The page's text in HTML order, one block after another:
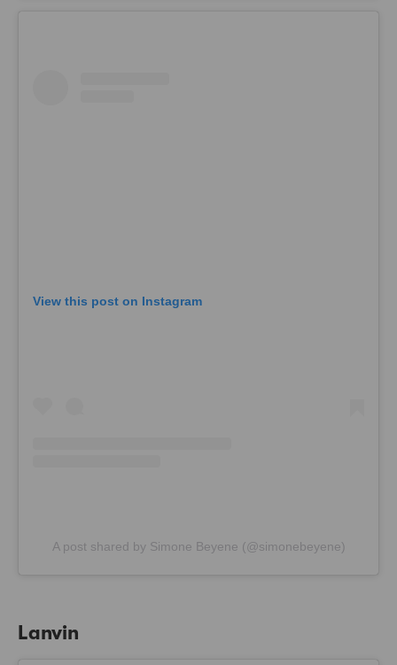
View this post on Instagram
A post shared by Simone Beyene (@simonebeyene)
Lanvin